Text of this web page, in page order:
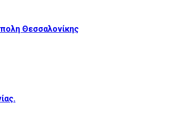
Θεσσαλονίκης